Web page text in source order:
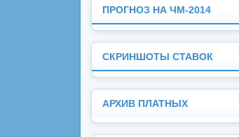
ПРОГНОЗ НА ЧМ-2014
СКРИНШОТЫ СТАВОК
АРХИВ ПЛАТНЫХ